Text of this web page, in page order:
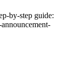
by-step guide: